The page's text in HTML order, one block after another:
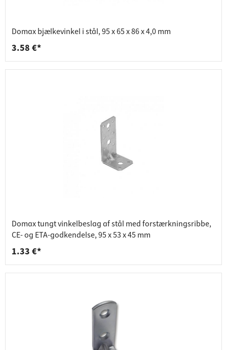
Domax bjælkevinkel i stål, 95 x 65 x 86 x 4,0 mm
3.58 €*
Domax tungt vinkelbeslag af stål med forstærkningsribbe,
CE- og ETA-godkendelse, 95 x 53 x 45 mm
1.33 €*